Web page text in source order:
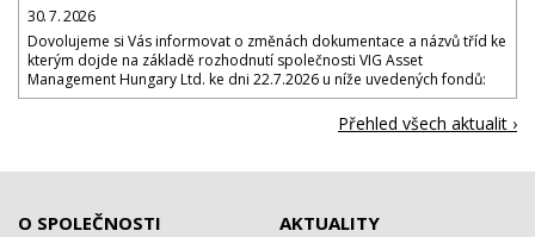
30. 7. 2026
Dovolujeme si Vás informovat o změnách dokumentace a názvů tříd ke
kterým dojde na základě rozhodnutí společnosti VIG Asset
Management Hungary Ltd. ke dni 22.7.2026 u níže uvedených fondů:
Přehled všech aktualit ›
O SPOLEČNOSTI AKTUALITY